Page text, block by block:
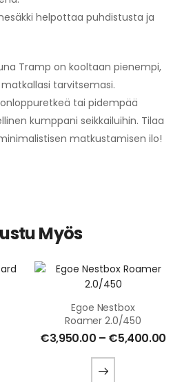
helpottaa puhdistusta ja
Tramp on kooltaan pienempi,
tarvitsemasi.
tai pidempää
kumppani seikkailuihin. Tilaa
matkustamisen ilo!
Myös
Egoe Nestbox
Roamer 2.0/450
€3,950.00 – €5,400.00